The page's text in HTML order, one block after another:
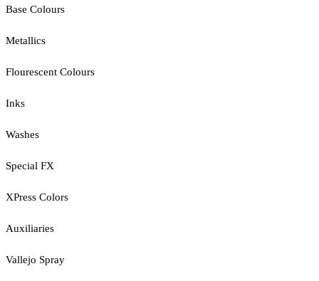
Base Colours
Metallics
Flourescent Colours
Inks
Washes
Special FX
XPress Colors
Auxiliaries
Vallejo Spray